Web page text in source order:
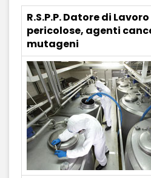
R.S.P.P. Datore di
pericolose, agenti
mutageni